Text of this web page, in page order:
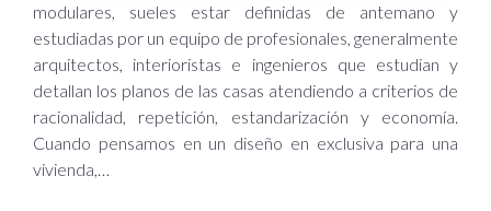
modulares, sueles estar definidas de antemano y
estudiadas por un equipo de profesionales, generalmente
arquitectos, interioristas e ingenieros que estudian y
detallan los planos de las casas atendiendo a criterios de
racionalidad, repetición, estandarización y economía.
Cuando pensamos en un diseño en exclusiva para una
vivienda,…